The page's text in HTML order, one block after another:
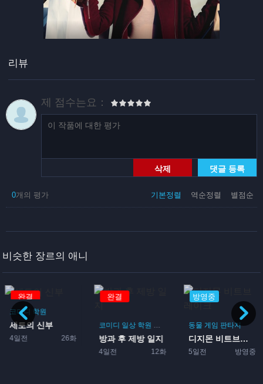
리뷰
제 점수는요：
삭제 댓글 등록
기본정렬 역순정렬 별점순
0개의 평가
비슷한 장르의 애니
임
완결
코미디 학원
세토의 신부
4일전 26화
완결
코미디 일상 학원 드라마 부활동
방과 후 제방 일지
4일전 12화
방영중
동물 게임 판타지
디지몬 비트브레이크
5일전 방영중